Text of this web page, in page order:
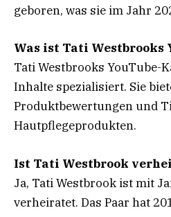
geboren, was sie im Jahr
Was ist Tati Westbrooks
Tati Westbrooks YouTube-
Inhalte spezialisiert. Sie
Produktbewertungen und
Hautpflegeprodukten.
Ist Tati Westbrook
Ja, Tati Westbrook ist mit
verheiratet. Das Paar hat